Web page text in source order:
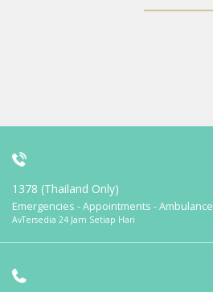
1378 (Thailand Only)
Emergencies - Appointments - Ambulance
AvTersedia 24 Jam Setiap Hari